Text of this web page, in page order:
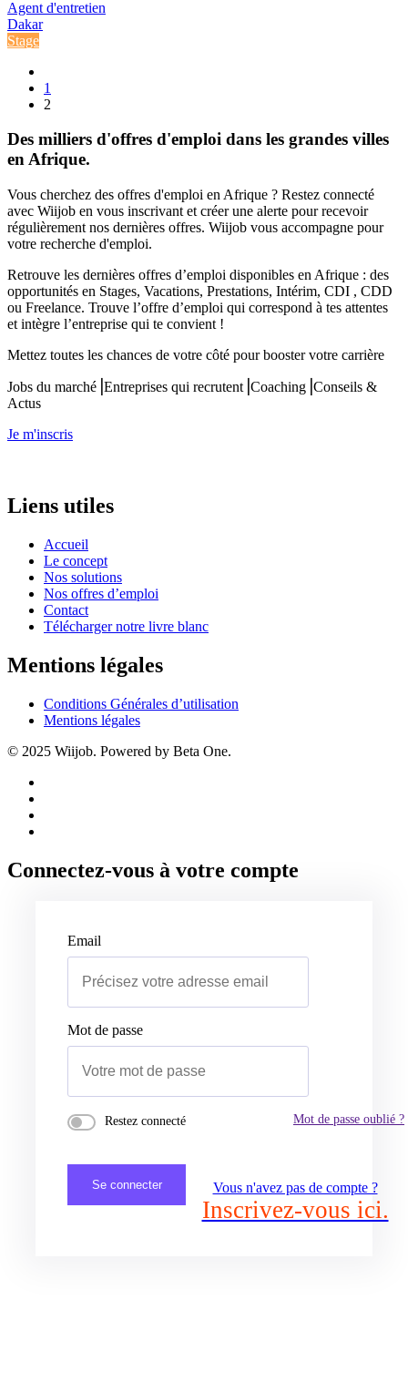
Agent d'entretien
Dakar
Stage
1
2
Des milliers d'offres d'emploi dans les grandes villes
en Afrique.
Vous cherchez des offres d'emploi en Afrique ? Restez connecté
avec Wiijob en vous inscrivant et créer une alerte pour recevoir
régulièrement nos dernières offres. Wiijob vous accompagne pour
votre recherche d'emploi.
Retrouve les dernières offres d’emploi disponibles en Afrique : des
opportunités en Stages, Vacations, Prestations, Intérim, CDI , CDD
ou Freelance. Trouve l’offre d’emploi qui correspond à tes attentes
et intègre l’entreprise qui te convient !
Mettez toutes les chances de votre côté pour booster votre carrière
Jobs du marché⎟Entreprises qui recrutent⎟Coaching⎟Conseils &
Actus
Je m'inscris
Liens utiles
Accueil
Le concept
Nos solutions
Nos offres d’emploi
Contact
Télécharger notre livre blanc
Mentions légales
Conditions Générales d’utilisation
Mentions légales
© 2025 Wiijob. Powered by Beta One.
Connectez-vous à votre compte
Email
Mot de passe
Restez connecté Mot de passe oublié ?
Se connecter Vous n'avez pas de compte ?
Inscrivez-vous ici.